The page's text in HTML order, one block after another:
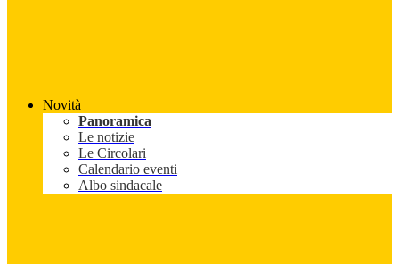
Novità
Panoramica
Le notizie
Le Circolari
Calendario eventi
Albo sindacale